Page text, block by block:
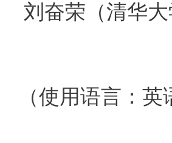
刘奋荣（清华
（使用语言：